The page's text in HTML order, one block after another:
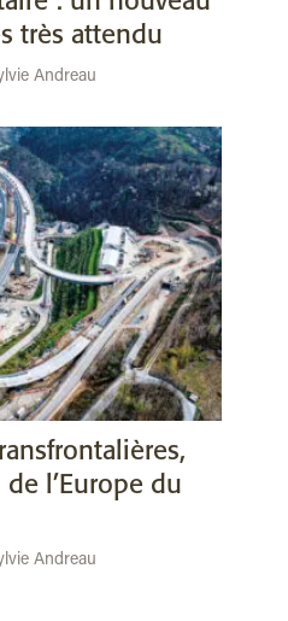
très attendu
Andreau
l’Europe du
Andreau